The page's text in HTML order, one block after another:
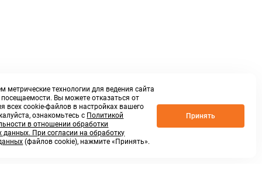
метрические технологии для ведения сайта
посещаемости. Вы можете отказаться от
всех cookie-файлов в настройках вашего
ознакомьтесь с Политикой
в отношении обработки
данных. При согласии на обработку
(файлов cookie), нажмите «Принять».
Принять